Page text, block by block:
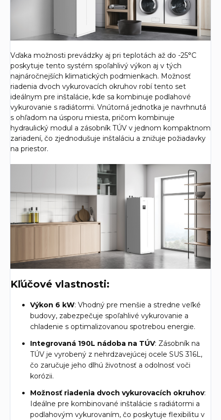
Vďaka možnosti prevádzky aj pri teplotách až do -25°C
poskytuje tento systém spoľahlivý výkon aj v tých
najnáročnejších klimatických podmienkach. Možnosť
riadenia dvoch vykurovacích okruhov robí tento set
ideálnym pre inštalácie, kde sa kombinuje podlahové
vykurovanie s radiátormi. Vnútorná jednotka je navrhnutá
s ohľadom na úsporu miesta, pričom kombinuje
hydraulický modul a zásobník TÚV v jednom kompaktnom
zariadení, čo zjednodušuje inštaláciu a znižuje požiadavky
na priestor.
Kľúčové vlastnosti:
Výkon 6 kW: Vhodný pre menšie a stredne veľké
budovy, zabezpečuje spoľahlivé vykurovanie a
chladenie s optimalizovanou spotrebou energie.
Integrovaná 190L nádoba na TÚV: Zásobník na
TÚV je vyrobený z nehrdzavejúcej ocele SUS 316L,
čo zaručuje jeho dlhú životnosť a odolnosť voči
korózii.
Možnosť riadenia dvoch vykurovacích okruhov:
Ideálne pre kombinované inštalácie s radiátormi a
podlahovým vykurovaním, čo poskytuje flexibilitu v